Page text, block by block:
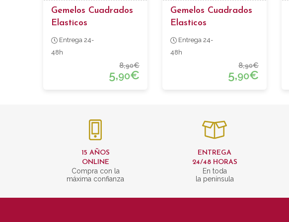
Gemelos Cuadrados
Elasticos
Entrega 24-
48h
8,90€
5,90€
Gemelos Cuadrados
Elasticos
Entrega 24-
48h
8,90€
5,90€
15 AÑOS
ONLINE
Compra con la
máxima confianza
ENTREGA
24/48 HORAS
En toda
la península